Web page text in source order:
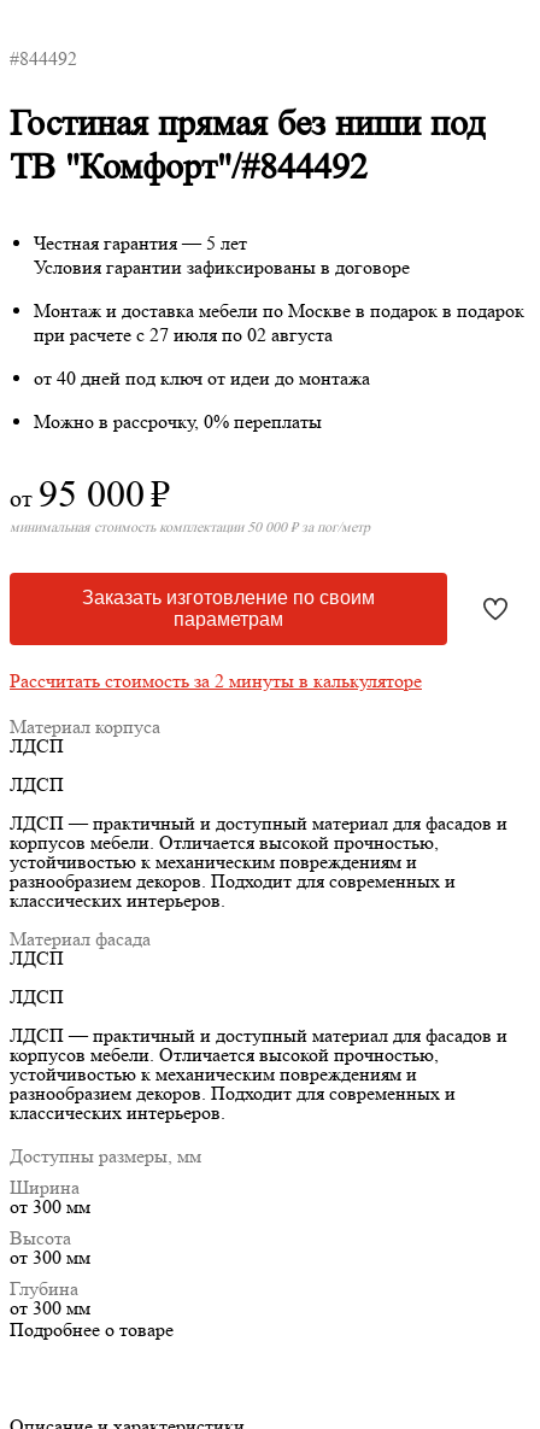
#844492
Гостиная прямая без ниши под
ТВ "Комфорт"/#844492
Честная гарантия — 5 лет
Условия гарантии зафиксированы в договоре
Монтаж и доставка мебели по Москве в подарок в подарок
при расчете с 27 июля по 02 августа
от 40 дней под ключ от идеи до монтажа
Можно в рассрочку, 0% переплаты
от 95 000₽
минимальная стоимость комплектации 50 000 ₽ за пог/метр
Заказать изготовление по своим
параметрам
Рассчитать стоимость за 2 минуты в калькуляторе
Материал корпуса
ЛДСП
ЛДСП
ЛДСП — практичный и доступный материал для фасадов и
корпусов мебели. Отличается высокой прочностью,
устойчивостью к механическим повреждениям и
разнообразием декоров. Подходит для современных и
классических интерьеров.
Материал фасада
ЛДСП
ЛДСП
ЛДСП — практичный и доступный материал для фасадов и
корпусов мебели. Отличается высокой прочностью,
устойчивостью к механическим повреждениям и
разнообразием декоров. Подходит для современных и
классических интерьеров.
Доступны размеры, мм
Ширина
от 300 мм
Высота
от 300 мм
Глубина
от 300 мм
Подробнее о товаре